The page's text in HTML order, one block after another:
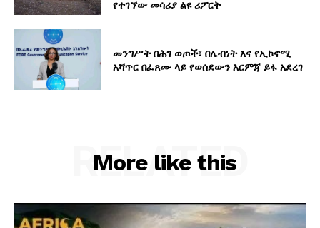
የተገኘው መሳሪያ ልዩ ሪፖርት
መንግሥት በሕገ ወጦች፣ በሌብነት እና የኢኮኖሚ
አሻጥር በፈጸሙ ላይ የወሰደውን እርምጃ ይፋ አደረገ
More like this
RELATED